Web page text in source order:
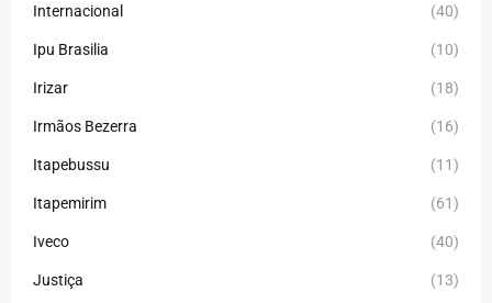
Internacional (40)
Ipu Brasilia (10)
Irizar (18)
Irmãos Bezerra (16)
Itapebussu (11)
Itapemirim (61)
Iveco (40)
Justiça (13)